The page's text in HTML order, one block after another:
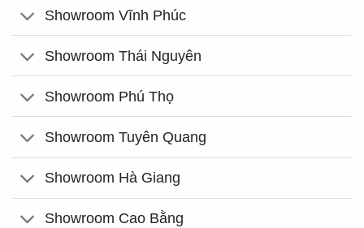
Showroom Vĩnh Phúc
Showroom Thái Nguyên
Showroom Phú Thọ
Showroom Tuyên Quang
Showroom Hà Giang
Showroom Cao Bằng